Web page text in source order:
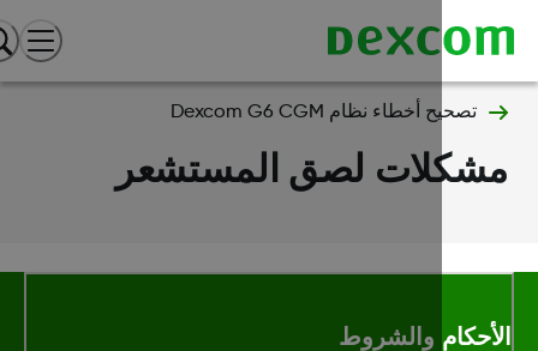
تصحيح أخطاء نظام Dexcom G6 CGM
لصق المستشعر
والشروط